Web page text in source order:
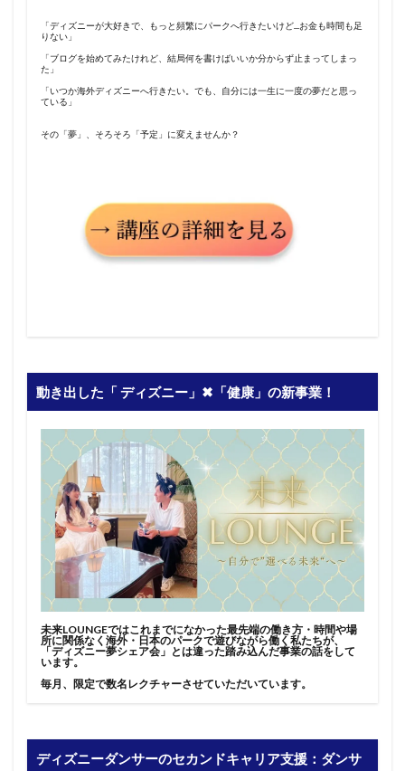
「ディズニーが大好きで、もっと頻繁にパークへ行きたいけど…お金も時間も足
りない」
「ブログを始めてみたけれど、結局何を書けばいいか分からず止まってしまっ
た」
「いつか海外ディズニーへ行きたい。でも、自分には一生に一度の夢だと思っ
ている」
その「夢」、そろそろ「予定」に変えませんか？
動き出した「 ディズニー」✖︎「健康」の新事業！
未来LOUNGEではこれまでになかった最先端の働き方・時間や場
所に関係なく海外・日本のパークで遊びながら働く私たちが、
「ディズニー夢シェア会」とは違った踏み込んだ事業の話をして
います。
毎月、限定で数名レクチャーさせていただいています。
ディズニーダンサーのセカンドキャリア支援：ダンサ